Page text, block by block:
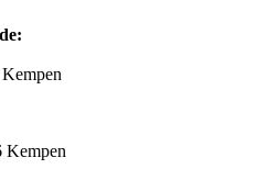
Kempen